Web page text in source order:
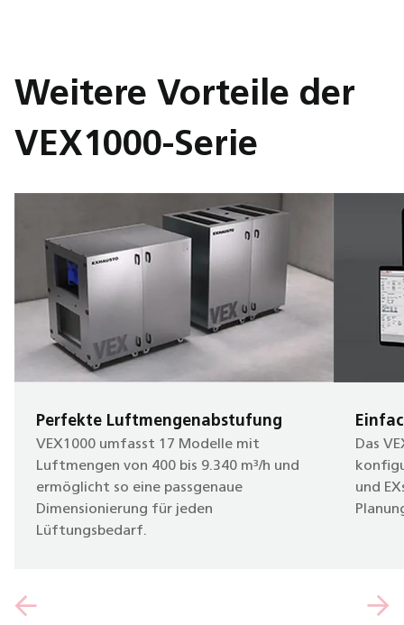
Weitere Vorteile der
VEX1000-Serie
Perfekte Luftmengenabstufung
VEX1000 umfasst 17 Modelle mit
Luftmengen von 400 bis 9.340 m³/h und
ermöglicht so eine passgenaue
Dimensionierung für jeden
Lüftungsbedarf.
Das
und